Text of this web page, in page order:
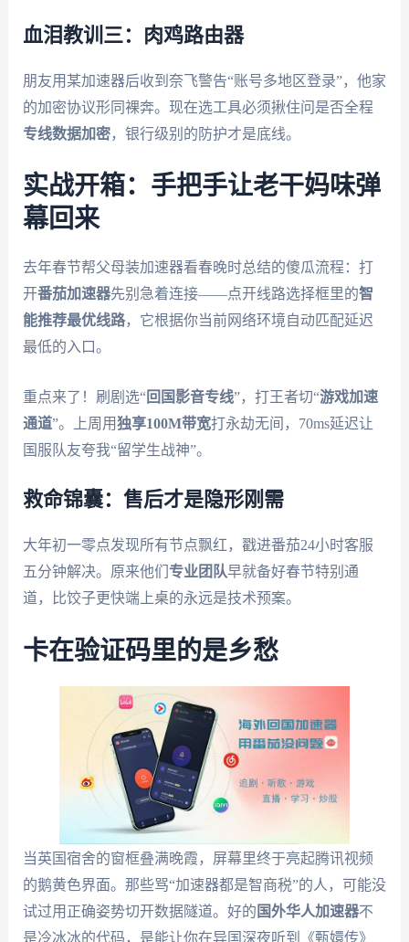
血泪教训三：肉鸡路由器
朋友用某加速器后收到奈飞警告“账号多地区登录”，他家
的加密协议形同裸奔。现在选工具必须揪住问是否全程
专线数据加密，银行级别的防护才是底线。
实战开箱：手把手让老干妈味弹
幕回来
去年春节帮父母装加速器看春晚时总结的傻瓜流程：打
开番茄加速器先别急着连接——点开线路选择框里的智
能推荐最优线路，它根据你当前网络环境自动匹配延迟
最低的入口。
重点来了！刷剧选“回国影音专线”，打王者切“游戏加速
通道”。上周用独享100M带宽打永劫无间，70ms延迟让
国服队友夸我“留学生战神”。
救命锦囊：售后才是隐形刚需
大年初一零点发现所有节点飘红，戳进番茄24小时客服
五分钟解决。原来他们 专业团队早就备好春节特别通
道，比饺子更快端上桌的永远是技术预案。
卡在验证码里的是乡愁
当英国宿舍的窗框叠满晚霞，屏幕里终于亮起腾讯视频
的鹅黄色界面。那些骂“加速器都是智商税”的人，可能没
试过用正确姿势切开数据隧道。好的 国外华人加速器不
是冷冰冰的代码，是能让你在异国深夜听到《甄嬛传》